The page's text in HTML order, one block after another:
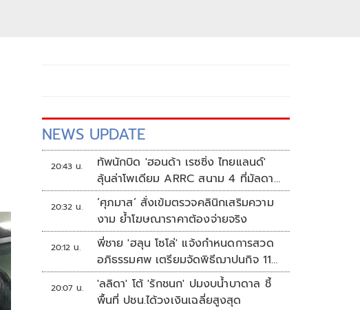
NEWS UPDATE
20:43 น.
ทัพนักบิด 'ฮอนด้า เรซซิ่ง ไทยแลนด์'
ลุ้นล่าโพเดียม ARRC สนาม 4 ที่มัลดาลิ
กา
20:32 น.
‘ศุภมาส’ สั่งเข้มตรวจคลินิกเสริมความ
งาม ย้ำโฆษณาราคาต้องจ่ายจริง
20:12 น.
พี่ชาย 'ฮลุน โซโล่' แจ้งกำหนดการสวด
อภิธรรมศพ เตรียมจัดพิธีฌาปนกิจ 11
ส.ค.
20:07 น.
'ลลิดา' โต้ 'รักชนก' ปมงบน้ำบาดาล ชี้
พื้นที่ ปชน.ได้วงเงินเฉลี่ยสูงสุด